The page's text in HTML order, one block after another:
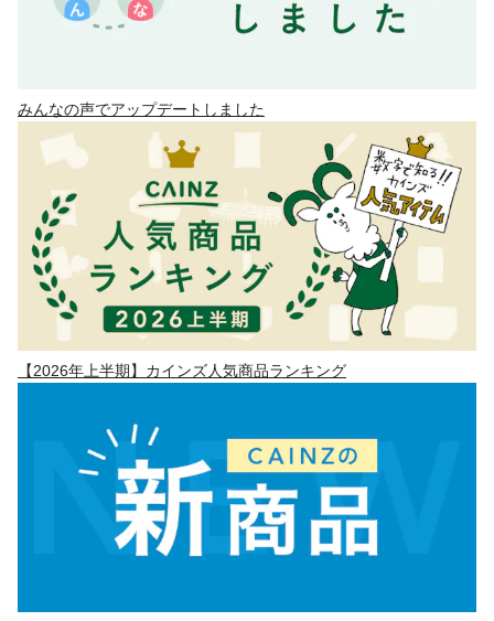
みんなの声でアップデートしました
【2026年上半期】カインズ人気商品ランキング